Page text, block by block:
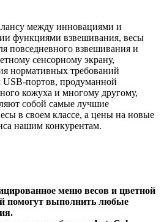
между инновациями и
функциями взвешивания, весы
повседневного взвешивания и
сенсорному экрану,
нормативных требований
портов, продуманной
кожуха и многому другому,
собой самые лучшие
в своем классе, а цены на новые
нашим конкурентам.
меню весов и цветной
помогут выполнить любые